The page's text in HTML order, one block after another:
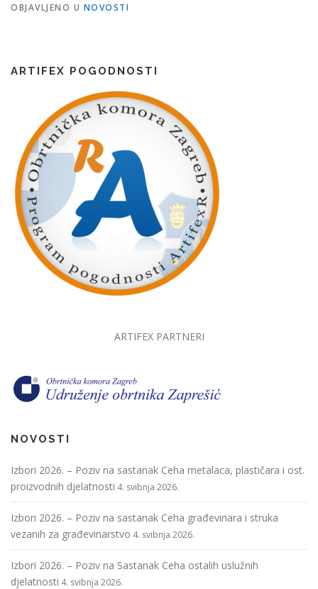
OBJAVLJENO U NOVOSTI
ARTIFEX POGODNOSTI
ARTIFEX PARTNERI
NOVOSTI
Izbori 2026. – Poziv na sastanak Ceha metalaca, plastičara i ost.
proizvodnih djelatnosti 4. svibnja 2026.
Izbori 2026. – Poziv na sastanak Ceha građevinara i struka
vezanih za građevinarstvo 4. svibnja 2026.
Izbori 2026. – Poziv na Sastanak Ceha ostalih uslužnih
djelatnosti 4. svibnja 2026.